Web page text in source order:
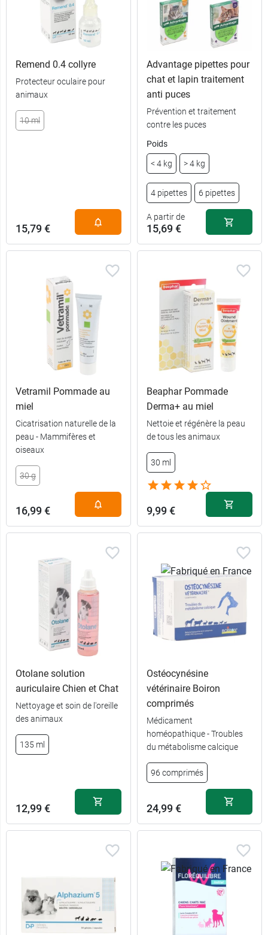
Remend 0.4 collyre
Protecteur oculaire pour
animaux
10 ml
15,79 €
Advantage pipettes pour
chat et lapin traitement
anti puces
Prévention et traitement
contre les puces
Poids
< 4 kg > 4 kg
4 pipettes 6 pipettes
A partir de
15,69 €
4 pipettes - <
15,69 €
6 pipettes - <
4 kg
4 kg
16,89 €
6 pipettes - >
22,89 €
Vetramil Pommade au
miel
Cicatrisation naturelle de la
peau - Mammifères et
oiseaux
30 g
16,99 €
Beaphar Pommade
Derma+ au miel
Nettoie et régénère la peau
de tous les animaux
30 ml
9,99 €
Otolane solution
auriculaire Chien et Chat
Nettoyage et soin de l'oreille
des animaux
135 ml
12,99 €
Ostéocynésine
vétérinaire Boiron
comprimés
Médicament
homéopathique - Troubles
du métabolisme calcique
96 comprimés
24,99 €